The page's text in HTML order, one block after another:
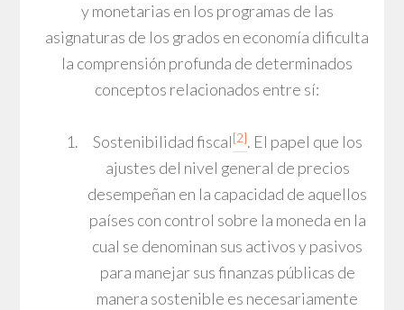
y monetarias en los programas de las
asignaturas de los grados en economía dificulta
la comprensión profunda de determinados
conceptos relacionados entre sí:
Sostenibilidad fiscal[2]. El papel que los
ajustes del nivel general de precios
desempeñan en la capacidad de aquellos
países con control sobre la moneda en la
cual se denominan sus activos y pasivos
para manejar sus finanzas públicas de
manera sostenible es necesariamente